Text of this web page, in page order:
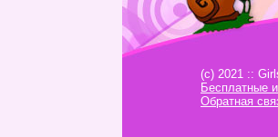
(c) 2021 ::
Бесплатные
Обратная